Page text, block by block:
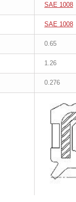
SAE 1008
SAE 1008
0.65
1.26
0.276